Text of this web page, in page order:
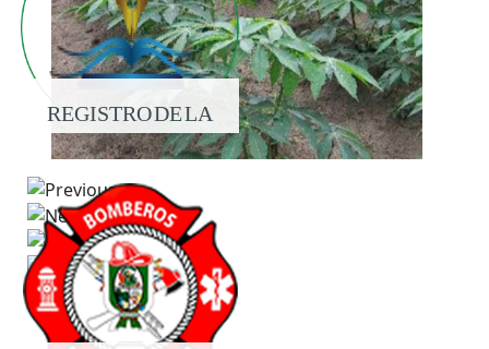
REGISTRO DE LA
PROPIEDAD